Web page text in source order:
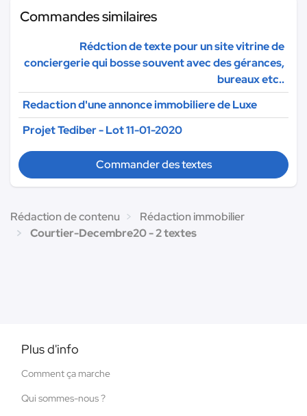
Commandes similaires
Rédction de texte pour un site vitrine de
conciergerie qui bosse souvent avec des gérances,
bureaux etc..
Redaction d'une annonce immobiliere de Luxe
Projet Tediber - Lot 11-01-2020
Commander des textes
Rédaction de contenu
Rédaction immobilier
Courtier-Decembre20 - 2 textes
Plus d'info
Comment ça marche
Qui sommes-nous ?